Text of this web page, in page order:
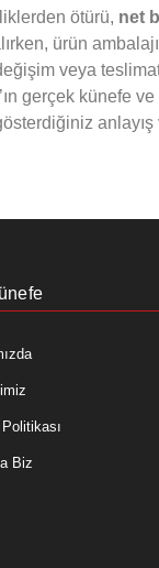
ötürü, net
ürün
veya
gerçek künefe
Biz